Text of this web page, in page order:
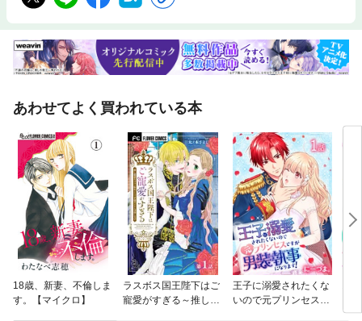
あわせてよく買われている本
18歳、新妻、不倫しま
す。【マイクロ】
ラスボス国王陛下はご
寵愛がすぎる～推し悲
王子に溺愛されたくな
いので元プリンセスで
愛